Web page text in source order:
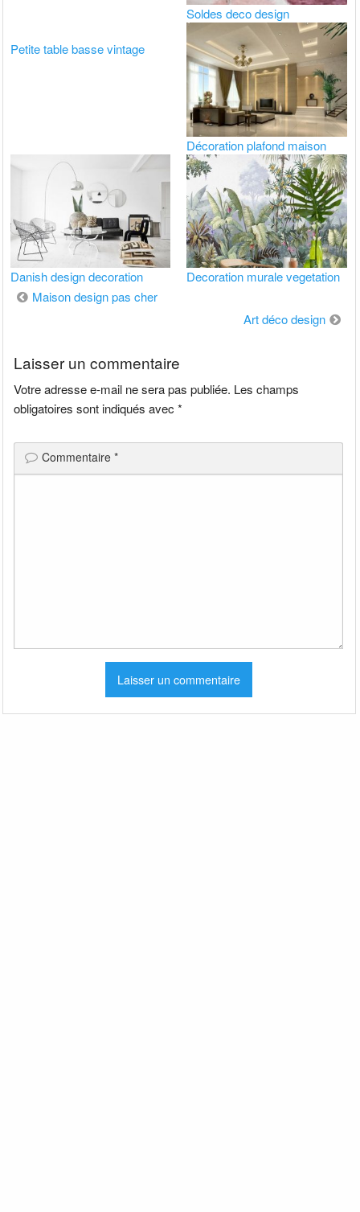
Soldes deco design
Petite table basse vintage
Décoration plafond maison
Danish design decoration Decoration murale vegetation
Navigation
Maison design pas cher
Art déco design
Laisser un commentaire
Votre adresse e-mail ne sera pas publiée. Les champs
obligatoires sont indiqués avec*
Commentaire*